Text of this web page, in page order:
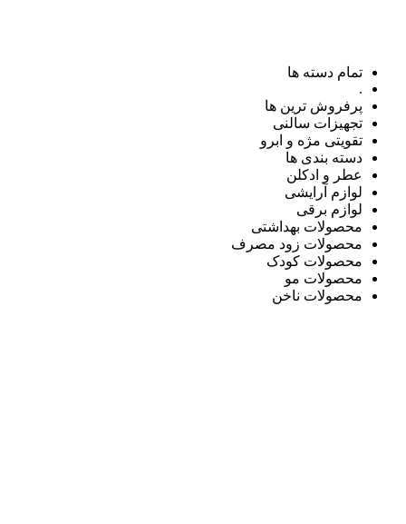
تمام دسته ها
.
پرفروش ترین ها
تجهیزات سالنی
تقویتی مژه و ابرو
دسته بندی ها
عطر و ادکلن
لوازم آرایشی
لوازم برقی
محصولات بهداشتی
محصولات زود مصرف
محصولات کودک
محصولات مو
محصولات ناخن